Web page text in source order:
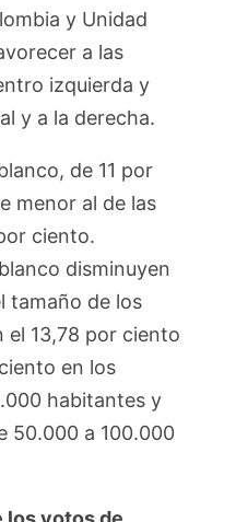
y Unidad
a las
izquierda y
y a la derecha.
de 11 por
menor al de las
ciento.
disminuyen
tamaño de los
el 13,78 por ciento
en los
habitantes y
50.000 a 100.000